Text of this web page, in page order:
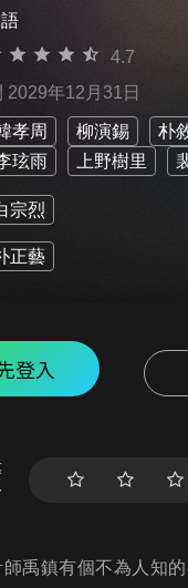
4.7
2029年12月31日
孝周 柳演錫 朴
玹雨
上野樹里
宗烈
正藝
登入
師禹鎮有個不為人知